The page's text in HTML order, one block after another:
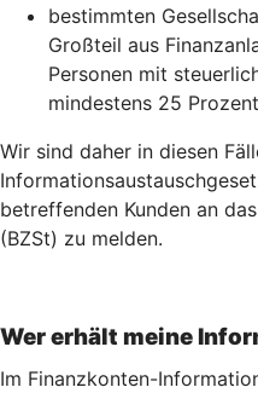
bestimmten
Großteil aus
Personen mit
mindestens 25
Wir sind daher in diesen
betreffenden Kunden an
(BZSt) zu melden.
Wer erhält meine
Im Finanzkonten-